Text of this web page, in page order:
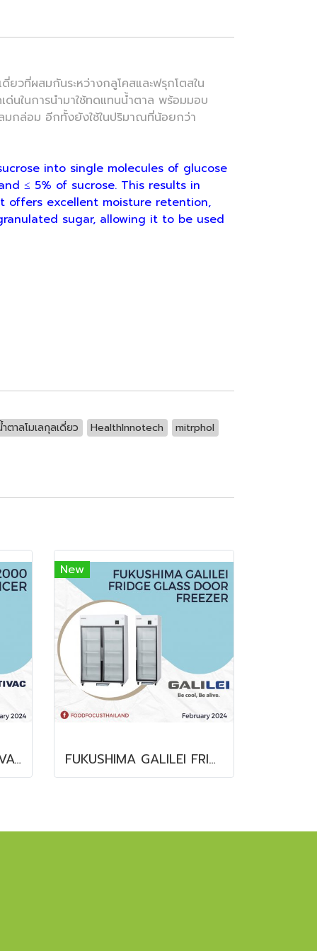
วที่ผสมกันระหว่างกลูโคสและฟรุกโตสใน
นในการนำมาใช้ทดแทนน้ำตาล พร้อมมอบ
มกล่อม อีกทั้งยังใช้ในปริมาณที่น้อยกว่า
into single molecules of glucose
≤ 5% of sucrose. This results in
offers excellent moisture retention,
sugar, allowing it to be used
ตาลโมเลกุลเดี่ยว HealthInnotech mitrphol
THE SLX 2000 MULTIVAC SLICER
New
FUKUSHIMA GALILEI FRIDGE GLASS DOOR FREEZER